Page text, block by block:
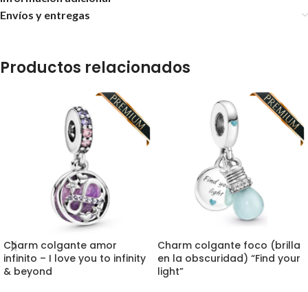
Envíos y entregas
Productos relacionados
Charm colgante amor
infinito – I love you to infinity
& beyond
Charm colgante foco (brilla
en la obscuridad) “Find your
light”